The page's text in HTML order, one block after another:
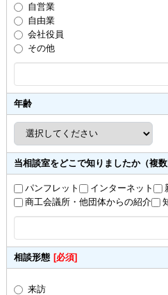
自営業
自由業
会社役員
その他
年齢
当相談室をどこで知りましたか（複数
パンフレット インターネット
商工会議所・他団体からの紹介
相談形態 [必須]
来訪